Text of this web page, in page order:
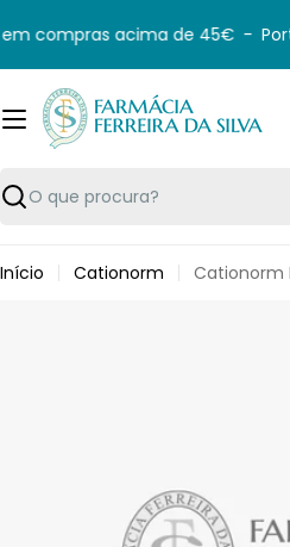
para
o
conteúdo
compras acima de 45€ -
Pesquisar
Início Cationorm
Cationorm